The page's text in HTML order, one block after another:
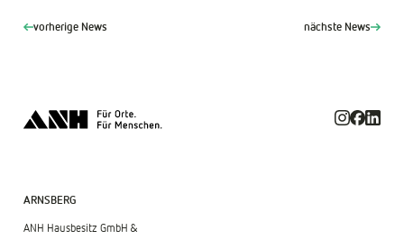
vorherige News nächste News
ARNSBERG
ANH Hausbesitz GmbH &